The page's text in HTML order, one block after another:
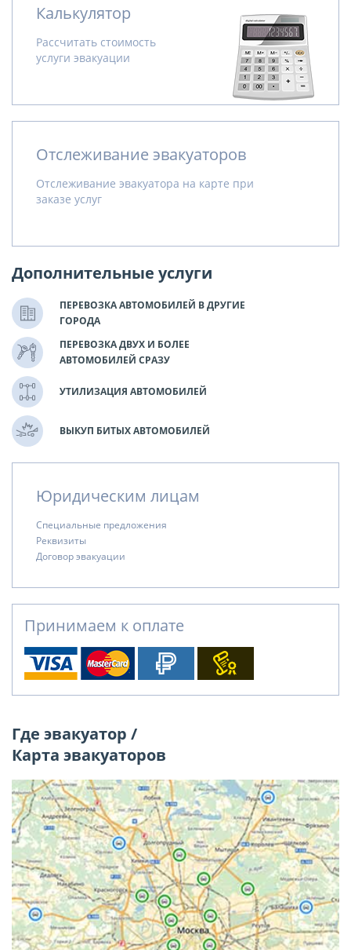
Калькулятор
Рассчитать стоимость
услуги эвакуации
Отслеживание эвакуаторов
Отслеживание эвакуатора на карте при
заказе услуг
Дополнительные услуги
ПЕРЕВОЗКА АВТОМОБИЛЕЙ В ДРУГИЕ
ГОРОДА
ПЕРЕВОЗКА ДВУХ И БОЛЕЕ
АВТОМОБИЛЕЙ СРАЗУ
УТИЛИЗАЦИЯ АВТОМОБИЛЕЙ
ВЫКУП БИТЫХ АВТОМОБИЛЕЙ
Юридическим лицам
Специальные предложения
Реквизиты
Договор эвакуации
Принимаем к оплате
Где эвакуатор /
Карта эвакуаторов